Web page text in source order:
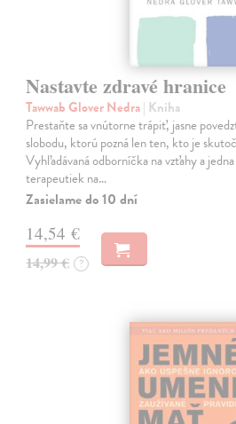
Nastavte zdravé hranice
Tawwab Glover Nedra| Kniha
Prestaňte sa vnútorne trápiť, jasne
slobodu, ktorú pozná len ten, kto je
Vyhľadávaná odborníčka na vzťahy a
terapeutiek na…
Zasielame do 10 dní
14,54 €
14,99 € ?